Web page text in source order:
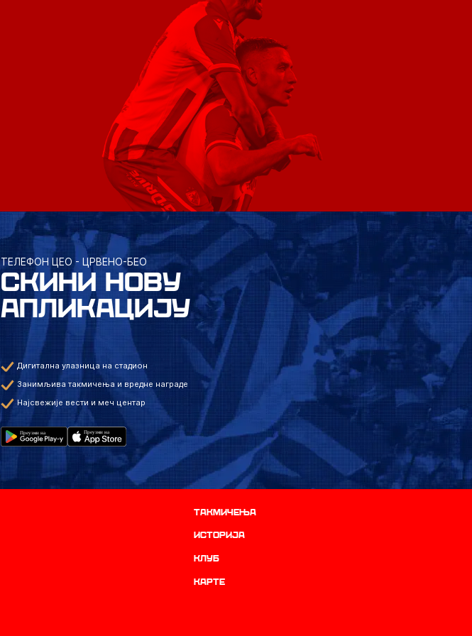
ТЕЛЕФОН ЦЕО - ЦРВЕНО-БЕО
СКИНИ НОВУ
АПЛИКАЦИЈУ
Дигитална улазница на стадион
Занимљива такмичења и вредне награде
Најсвежије вести и меч центар
Такмичења
историја
Клуб
Карте